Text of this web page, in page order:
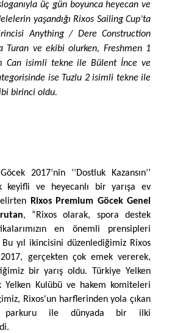
üç gün boyunca heyecan ve
yaşandığı Rixos Sailing Cup’ta
Anything / Dere Construction
ve ekibi olurken, Freshmen 1
Can isimli tekne ile Bülent İnce ve
ise Tuzlu 2 isimli tekne ile
birinci oldu.
2017’nin ‘’Dostluk Kazansın’’
keyifli ve heyecanlı bir yarışa ev
Rixos Premium Göcek Genel
, “Rixos olarak, spora destek
en önemli prensipleri
Bu yıl ikincisini düzenlediğimiz Rixos
gerçekten çok emek vererek,
bir yarış oldu. Türkiye Yelken
Yelken Kulübü ve hakem komiteleri
Rixos'un harflerinden yola çıkan
ile dünyada bir ilki